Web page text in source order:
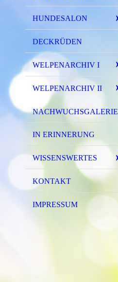
HUNDESALON
DECKRÜDEN
WELPENARCHIV I
WELPENARCHIV II
NACHWUCHSGALERIE
IN ERINNERUNG
WISSENSWERTES
KONTAKT
IMPRESSUM